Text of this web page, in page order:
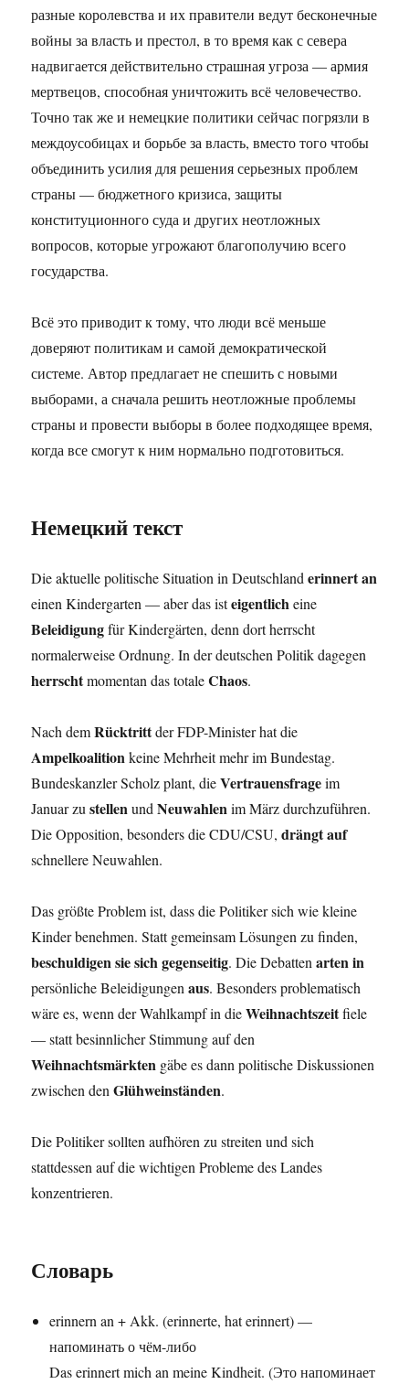
разные королевства и их правители ведут бесконечные
войны за власть и престол, в то время как с севера
надвигается действительно страшная угроза — армия
мертвецов, способная уничтожить всё человечество.
Точно так же и немецкие политики сейчас погрязли в
междоусобицах и борьбе за власть, вместо того чтобы
объединить усилия для решения серьезных проблем
страны — бюджетного кризиса, защиты
конституционного суда и других неотложных
вопросов, которые угрожают благополучию всего
государства.
Всё это приводит к тому, что люди всё меньше
доверяют политикам и самой демократической
системе. Автор предлагает не спешить с новыми
выборами, а сначала решить неотложные проблемы
страны и провести выборы в более подходящее время,
когда все смогут к ним нормально подготовиться.
Немецкий текст
Die aktuelle politische Situation in Deutschlanderinnert an
einen Kindergarten — aber das isteigentlicheine
Beleidigungfür Kindergärten, denn dort herrscht
normalerweise Ordnung. In der deutschen Politik dagegen
herrschtmomentan das totaleChaos.
Nach demRücktrittder FDP-Minister hat die
Ampelkoalitionkeine Mehrheit mehr im Bundestag.
Bundeskanzler Scholz plant, dieVertrauensfrageim
Januar zustellenundNeuwahlenim März durchzuführen.
Die Opposition, besonders die CDU/CSU,drängt auf
schnellere Neuwahlen.
Das größte Problem ist, dass die Politiker sich wie kleine
Kinder benehmen. Statt gemeinsam Lösungen zu finden,
beschuldigen sie sich gegenseitig. Die Debattenartenin
persönliche Beleidigungenaus. Besonders problematisch
wäre es, wenn der Wahlkampf in dieWeihnachtszeitfiele
— statt besinnlicher Stimmung auf den
Weihnachtsmärkten gäbe es dann politische Diskussionen
zwischen denGlühweinständen.
Die Politiker sollten aufhören zu streiten und sich
stattdessen auf die wichtigen Probleme des Landes
konzentrieren.
Словарь
erinnern an + Akk. (erinnerte, hat erinnert) —
напоминать о чём-либо
Das erinnert mich an meine Kindheit. (Это напоминает